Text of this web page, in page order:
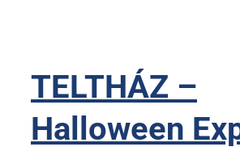
TELTHÁZ –
Halloween